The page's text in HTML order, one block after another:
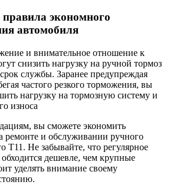
экономного
автомобиля
и внимательное отношение к
снизить нагрузку на ручной тормоз
службы. Заранее предупреждая
частого резкого торможения, вы
нагрузку на тормозную систему и
износа
вы сможете экономить
ремонте и обслуживании ручного
Т11. Не забывайте, что регулярное
дешевле, чем крупные
уделять внимание своему